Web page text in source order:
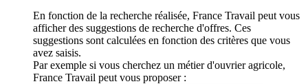
En fonction de la recherche réalisée, France Travail peut vous
afficher des suggestions de recherche d'offres. Ces
suggestions sont calculées en fonction des critères que vous
avez saisis.
Par exemple si vous cherchez un métier d'ouvrier agricole,
France Travail peut vous proposer :